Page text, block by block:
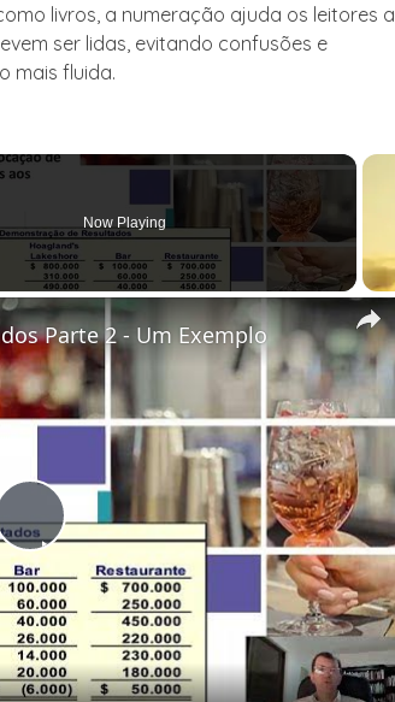
livros, a numeração ajuda os leitores a
ser lidas, evitando confusões e
mais fluida.
Now Playing
Play
Video
Parte 2 - Um Exemplo